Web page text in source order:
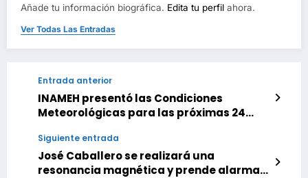
Añade tu información biográfica. Edita tu perfil ahora.
Ver Todas Las Entradas
Entrada anterior
INAMEH presentó las Condiciones
Meteorológicas para las próximas 24
Siguiente entrada
José Caballero se realizará una
resonancia magnética y prende alarmas